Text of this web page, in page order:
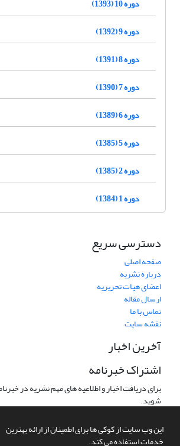
این وب سایت از کوکی ها برای اطمینان از ارائه بهترین
خدمات استفاده می کند.
دوره 10 (1393)
دوره 9 (1392)
دوره 8 (1391)
دوره 7 (1390)
دوره 6 (1389)
دوره 5 (1385)
دوره 2 (1385)
دوره 1 (1384)
دسترسی سریع
صفحه اصلی
درباره نشریه
اعضای هیات تحریریه
ارسال مقاله
تماس با ما
نقشه سایت
آخرین اخبار
اشتراک خبرنامه
برای دریافت اخبار و اطلاعیه های مهم نشریه در
شوید.